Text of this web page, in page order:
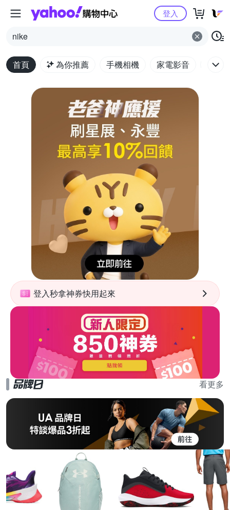
Yahoo購物中心
nike
登入
首頁 為你推薦 手機相機 家電影音 電腦
登入秒拿神券快用起來
看更多